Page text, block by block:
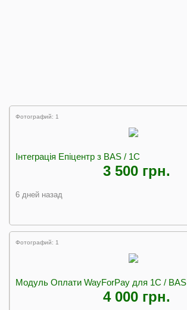
Фотографий: 1
Інтеграція Епіцентр з BAS / 1C
3 500 грн.
6 дней назад
Фотографий: 1
Модуль Оплати WayForPay для 1С / BAS
4 000 грн.